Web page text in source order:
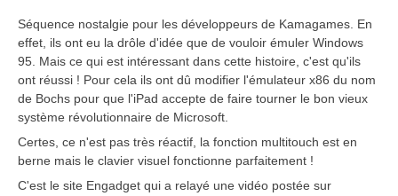
Séquence nostalgie pour les développeurs de Kamagames. En
effet, ils ont eu la drôle d'idée que de vouloir émuler Windows
95. Mais ce qui est intéressant dans cette histoire, c'est qu'ils
ont réussi ! Pour cela ils ont dû modifier l'émulateur x86 du nom
de Bochs pour que l'iPad accepte de faire tourner le bon vieux
système révolutionnaire de Microsoft.
Certes, ce n'est pas très réactif, la fonction multitouch est en
berne mais le clavier visuel fonctionne parfaitement !
C'est le site Engadget qui a relayé une vidéo postée sur